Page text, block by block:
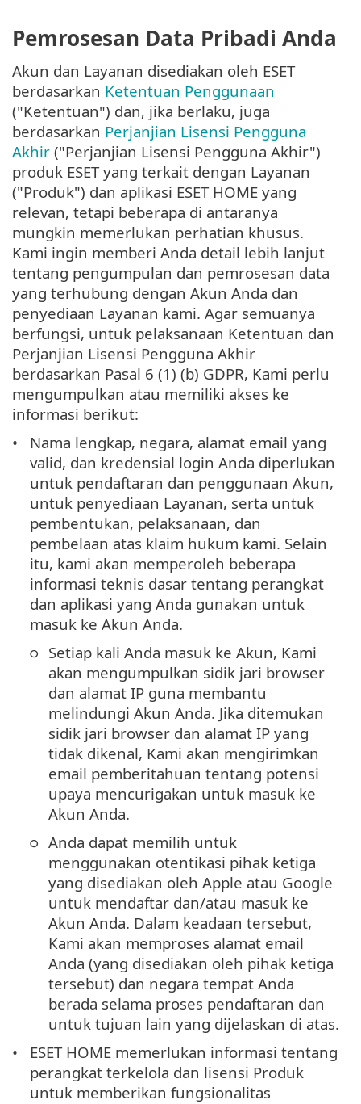
Pemrosesan Data Pribadi Anda
Akun dan Layanan disediakan oleh ESET
berdasarkan Ketentuan Penggunaan
("Ketentuan") dan, jika berlaku, juga
berdasarkan Perjanjian Lisensi Pengguna
Akhir ("Perjanjian Lisensi Pengguna Akhir")
produk ESET yang terkait dengan Layanan
("Produk") dan aplikasi ESET HOME yang
relevan, tetapi beberapa di antaranya
mungkin memerlukan perhatian khusus.
Kami ingin memberi Anda detail lebih lanjut
tentang pengumpulan dan pemrosesan data
yang terhubung dengan Akun Anda dan
penyediaan Layanan kami. Agar semuanya
berfungsi, untuk pelaksanaan Ketentuan dan
Perjanjian Lisensi Pengguna Akhir
berdasarkan Pasal 6 (1) (b) GDPR, Kami perlu
mengumpulkan atau memiliki akses ke
informasi berikut:
Nama lengkap, negara, alamat email yang
valid, dan kredensial login Anda diperlukan
untuk pendaftaran dan penggunaan Akun,
untuk penyediaan Layanan, serta untuk
pembentukan, pelaksanaan, dan
pembelaan atas klaim hukum kami. Selain
itu, kami akan memperoleh beberapa
informasi teknis dasar tentang perangkat
dan aplikasi yang Anda gunakan untuk
masuk ke Akun Anda.
Setiap kali Anda masuk ke Akun, Kami
akan mengumpulkan sidik jari browser
dan alamat IP guna membantu
melindungi Akun Anda. Jika ditemukan
sidik jari browser dan alamat IP yang
tidak dikenal, Kami akan mengirimkan
email pemberitahuan tentang potensi
upaya mencurigakan untuk masuk ke
Akun Anda.
Anda dapat memilih untuk
menggunakan otentikasi pihak ketiga
yang disediakan oleh Apple atau Google
untuk mendaftar dan/atau masuk ke
Akun Anda. Dalam keadaan tersebut,
Kami akan memproses alamat email
Anda (yang disediakan oleh pihak ketiga
tersebut) dan negara tempat Anda
berada selama proses pendaftaran dan
untuk tujuan lain yang dijelaskan di atas.
ESET HOME memerlukan informasi tentang
perangkat terkelola dan lisensi Produk
untuk memberikan fungsionalitas